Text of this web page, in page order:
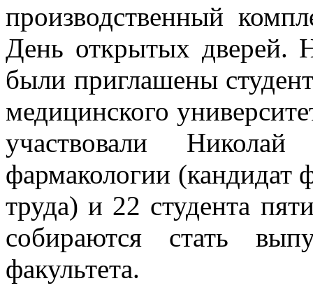
производственный
День открытых дверей.
были приглашены
медицинского
участвовали
фармакологии (кандидат
труда) и 22 студента
собираются стать
факультета.